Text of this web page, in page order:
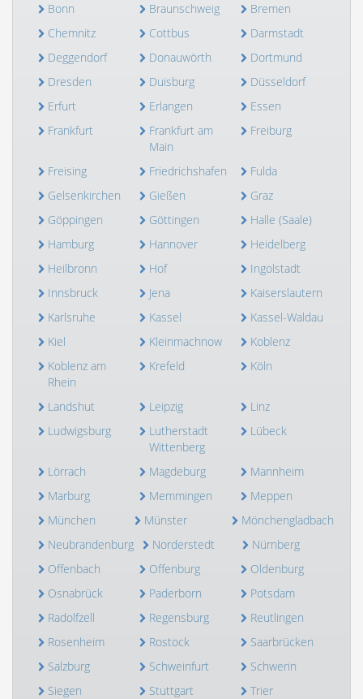
Bonn
Braunschweig
Bremen
Chemnitz
Cottbus
Darmstadt
Deggendorf
Donauwörth
Dortmund
Dresden
Duisburg
Düsseldorf
Erfurt
Erlangen
Essen
Frankfurt
Frankfurt am
Main
Freiburg
Freising Friedrichshafen
Fulda
Gelsenkirchen
Gießen
Graz
Göppingen
Göttingen
Halle (Saale)
Hamburg
Hannover
Heidelberg
Heilbronn
Hof
Ingolstadt
Innsbruck
Jena
Kaiserslautern
Karlsruhe
Kassel
Kassel-Waldau
Kiel
Kleinmachnow
Koblenz
Koblenz am
Rhein
Krefeld Köln
Landshut Leipzig
Linz
Ludwigsburg
Lutherstadt
Wittenberg
Lübeck
Lörrach Magdeburg
Mannheim
Marburg
Memmingen
Meppen
München
Münster
Mönchengladbach
Neubrandenburg
Norderstedt
Nürnberg
Offenbach
Offenburg
Oldenburg
Osnabrück
Paderborn
Potsdam
Radolfzell
Regensburg
Reutlingen
Rosenheim
Rostock
Saarbrücken
Salzburg
Schweinfurt
Schwerin
Siegen
Stuttgart
Trier